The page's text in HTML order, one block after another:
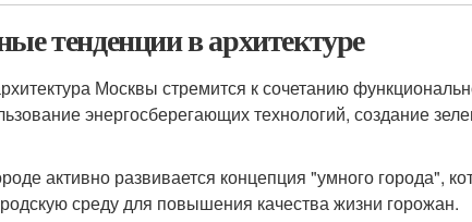
тенденции в архитектуре
Москвы стремится к сочетанию
энергосберегающих технологий, создание
активно развивается концепция "умного города",
среду для повышения качества жизни горожан.